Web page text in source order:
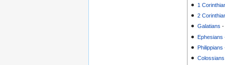
1
2
Galatians
Ephesians
Philippians
Colossians